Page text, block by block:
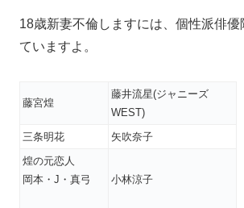
18歳新妻不倫しますには、個性派俳優
ていますよ。
藤宮煌
藤井流星(ジャニーズ
WEST)
三条明花
矢吹奈子
煌の元恋人
岡本・J・真弓
小林涼子